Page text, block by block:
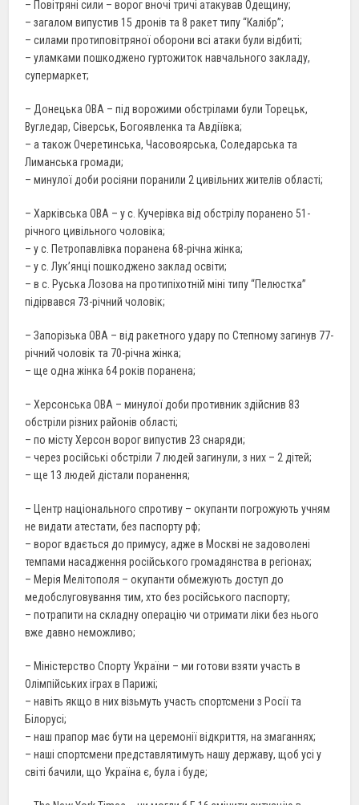
– Повітряні сили – ворог вночі тричі атакував Одещину;
– загалом випустив 15 дронів та 8 ракет типу “Калібр”;
– силами протиповітряної оборони всі атаки були відбиті;
– уламками пошкоджено гуртожиток навчального закладу,
супермаркет;
– Донецька ОВА – під ворожими обстрілами були Торецьк,
Вугледар, Сіверськ, Богоявленка та Авдіївка;
– а також Очеретинська, Часовоярська, Соледарська та
Лиманська громади;
– минулої доби росіяни поранили 2 цивільних жителів області;
– Харківська ОВА – у с. Кучерівка від обстрілу поранено 51-
річного цивільного чоловіка;
– у с. Петропавлівка поранена 68-річна жінка;
– у с. Лук’янці пошкоджено заклад освіти;
– в с. Руська Лозова на протипіхотній міні типу “Пелюстка”
підірвався 73-річний чоловік;
– Запорізька ОВА – від ракетного удару по Степному загинув 77-
річний чоловік та 70-річна жінка;
– ще одна жінка 64 років поранена;
– Херсонська ОВА – минулої доби противник здійснив 83
обстріли різних районів області;
– по місту Херсон ворог випустив 23 снаряди;
– через російські обстріли 7 людей загинули, з них – 2 дітей;
– ще 13 людей дістали поранення;
– Центр національного спротиву – окупанти погрожують учням
не видати атестати, без паспорту рф;
– ворог вдається до примусу, адже в Москві не задоволені
темпами насадження російського громадянства в регіонах;
– Мерія Мелітополя – окупанти обмежують доступ до
медобслуговування тим, хто без російського паспорту;
– потрапити на складну операцію чи отримати ліки без нього
вже давно неможливо;
– Міністерство Спорту України – ми готови взяти участь в
Олімпійських іграх в Парижі;
– навіть якщо в них візьмуть участь спортсмени з Росії та
Білорусі;
– наш прапор має бути на церемонії відкриття, на змаганнях;
– наші спортсмени представлятимуть нашу державу, щоб усі у
світі бачили, що Україна є, була і буде;